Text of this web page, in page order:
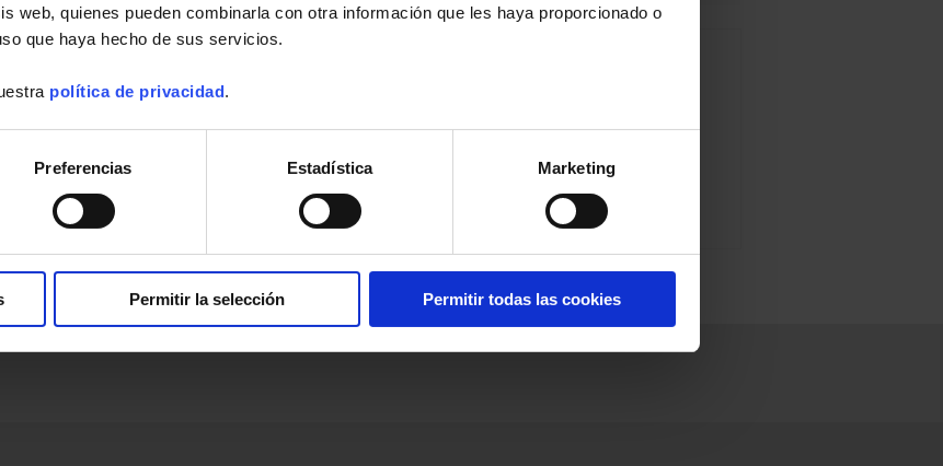
web, quienes pueden combinarla con otra información que les haya proporcionado o
que haya hecho de sus servicios.
política de privacidad.
Preferencias Estadística Marketing
Permitir la selección Permitir todas las cookies